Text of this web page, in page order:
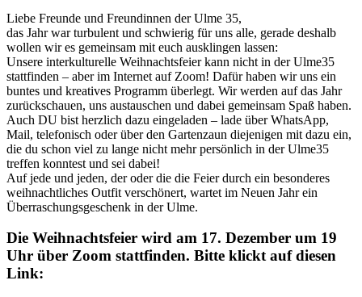
Liebe Freunde und Freundinnen der Ulme 35,
das Jahr war turbulent und schwierig für uns alle, gerade deshalb
wollen wir es gemeinsam mit euch ausklingen lassen:
Unsere interkulturelle Weihnachtsfeier kann nicht in der Ulme35
stattfinden – aber im Internet auf Zoom! Dafür haben wir uns ein
buntes und kreatives Programm überlegt. Wir werden auf das Jahr
zurückschauen, uns austauschen und dabei gemeinsam Spaß haben.
Auch DU bist herzlich dazu eingeladen – lade über WhatsApp,
Mail, telefonisch oder über den Gartenzaun diejenigen mit dazu ein,
die du schon viel zu lange nicht mehr persönlich in der Ulme35
treffen konntest und sei dabei!
Auf jede und jeden, der oder die die Feier durch ein besonderes
weihnachtliches Outfit verschönert, wartet im Neuen Jahr ein
Überraschungsgeschenk in der Ulme.
Die Weihnachtsfeier wird am 17. Dezember um 19
Uhr über Zoom stattfinden. Bitte klickt auf diesen
Link: